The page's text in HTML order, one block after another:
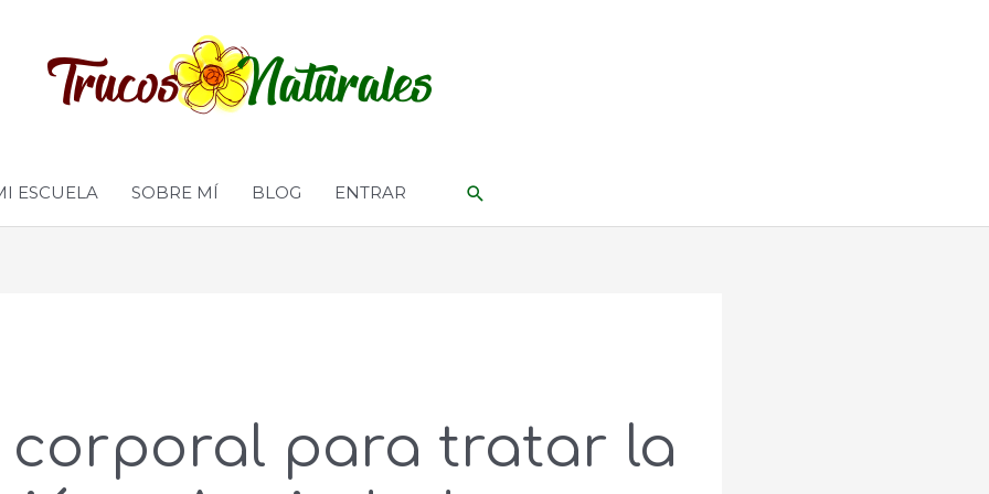
ESCUELA SOBRE MÍ BLOG ENTRAR
corporal para tratar la